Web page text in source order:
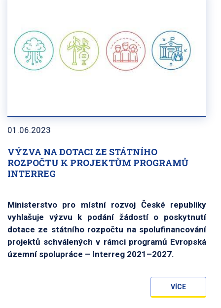
VÝZVA NA DOTACI ZE STÁTNÍHO
ROZPOČTU K PROJEKTŮM PROGRAMŮ
INTERREG
01.06.2023
Ministerstvo pro místní rozvoj České republiky
vyhlašuje výzvu k podání žádostí o poskytnutí
dotace ze státního rozpočtu na spolufinancování
projektů schválených v rámci programů Evropská
územní spolupráce – Interreg 2021–2027.
VÍCE